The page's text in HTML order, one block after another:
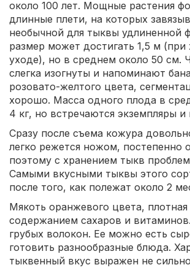
около 100 лет. Мощные растения
длинные плети, на которых
необычной для тыквы удлиненной
размер может достигать 1,5 м
уходе), но в среднем около 50 см.
слегка изогнуты и напоминают
розовато-желтого цвета,
хорошо. Масса одного плода в
4 кг, но встречаются экземпляры и
Сразу после съема кожура
легко режется ножом, постепенно
поэтому с хранением тыкв
Самыми вкусными тыквы этого
после того, как полежат около 2
Мякоть оранжевого цвета,
содержанием сахаров и
грубых волокон. Ее можно есть
готовить разнообразные блюда.
тыквенный вкус выражен не